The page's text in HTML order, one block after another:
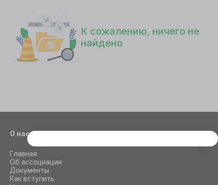
К сожалению, ничего не
найдено
О нас
Главная
Об ассоциации
Документы
Как вступить
Этот сайт использует cookie
Для корректной работы данного сайта
необходимы файлы cookie